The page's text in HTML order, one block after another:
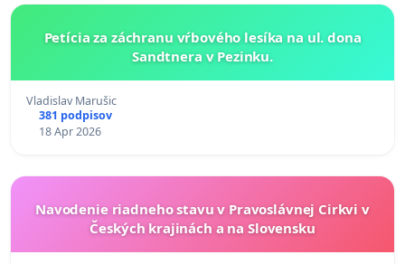
Petícia za záchranu vŕbového lesíka na ul. dona
Sandtnera v Pezinku.
Vladislav Marušic
381 podpisov
18 Apr 2026
Navodenie riadneho stavu v Pravoslávnej Cirkvi v
Českých krajinách a na Slovensku